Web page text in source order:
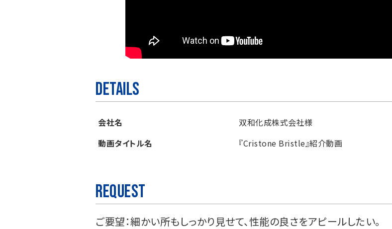
Details
会社名
双和化成株式会社様
動画タイトル名
『Cristone Bristle』紹介動画
Request
ご要望：細かい所もしっかり見せて、性能の良さをアピールしたい。